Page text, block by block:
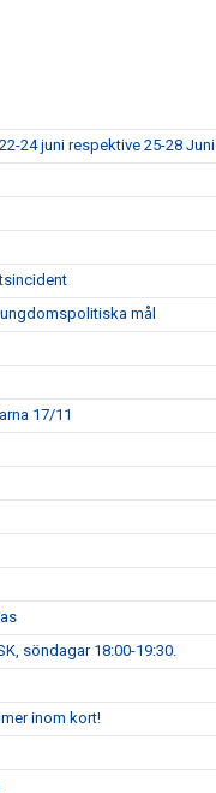
24 juni respektive 25-28 Juni
mål
17/11
söndagar 18:00-19:30.
inom kort!